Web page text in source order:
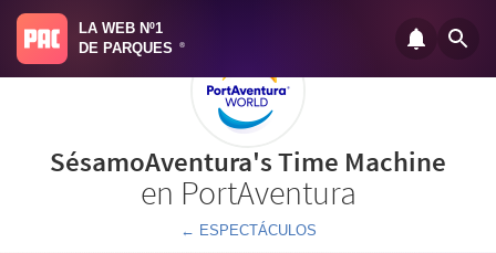
LA WEB Nº1
DE PARQUES
®
SésamoAventura's Time Machine
en PortAventura
← ESPECTÁCULOS